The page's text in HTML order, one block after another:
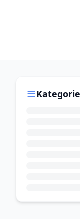
Kategorie